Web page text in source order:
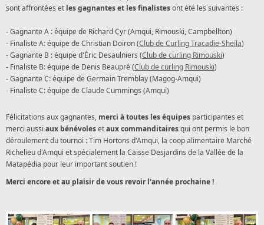
sont affrontées et les gagnantes et les finalistesont été les suivantes :
- Gagnante A : équipe de Richard Cyr (Amqui, Rimouski, Campbellton)
- Finaliste A: équipe de Christian Doiron (Club de Curling Tracadie-Sheila)
- Gagnante B : équipe d'Éric Desaulniers (Club de curling Rimouski)
- Finaliste B: équipe de Denis Beaupré (Club de curling Rimouski)
- Gagnante C: équipe de Germain Tremblay (Magog-Amqui)
- Finaliste C: équipe de Claude Cummings (Amqui)
Félicitations aux gagnantes, merci à toutes les équipes participantes et
merci aussi aux bénévolesetaux commanditairesqui ont permis le bon
déroulement du tournoi : Tim Hortons d'Amqui, la coop alimentaire Marché
Richelieu d'Amqui et spécialement la Caisse Desjardins de la Vallée de la
Matapédia pour leur important soutien !
Merci encore et au plaisir de vous revoir l'année prochaine !